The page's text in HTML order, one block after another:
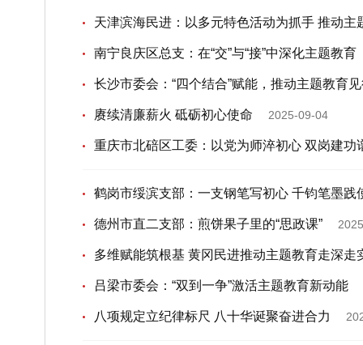
天津滨海民进：以多元特色活动为抓手 推动
南宁良庆区总支：在“交”与“接”中深化主题教育
长沙市委会：“四个结合”赋能，推动主题教育
赓续清廉薪火 砥砺初心使命 2025-09-04
重庆市北碚区工委：以党为师淬初心 双岗建功
鹤岗市绥滨支部：一支钢笔写初心 千钧笔墨践
德州市直二支部：煎饼果子里的“思政课”
多维赋能筑根基 黄冈民进推动主题教育走深走
吕梁市委会：“双到一争”激活主题教育新动能
八项规定立纪律标尺 八十华诞聚奋进合力